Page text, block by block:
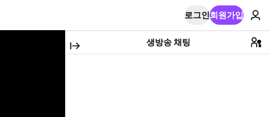
로그인회원가입
생방송 채팅